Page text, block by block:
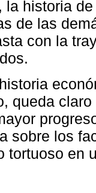
la historia
de las
con la
queda
sobre los
tortuoso en